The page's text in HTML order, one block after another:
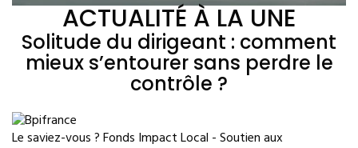
ACTUALITÉ À LA UNE
Solitude du dirigeant : comment
mieux s’entourer sans perdre le
contrôle ?
Le saviez-vous ?Fonds Impact Local - Soutien aux